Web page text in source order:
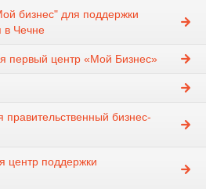
бизнес" для поддержки
в Чечне
первый центр «Мой Бизнес»
правительственный бизнес-
центр поддержки